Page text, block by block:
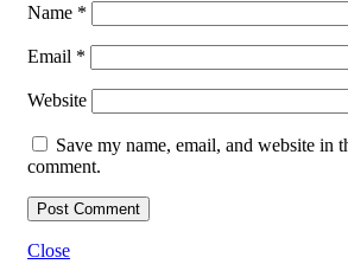
Name *
Email *
Website
Save my name, email, and website in
comment.
Close